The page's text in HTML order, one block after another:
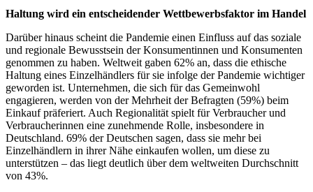
Haltung wird ein entscheidender Wettbewerbsfaktor im Handel
Darüber hinaus scheint die Pandemie einen Einfluss auf das soziale
und regionale Bewusstsein der Konsumentinnen und Konsumenten
genommen zu haben. Weltweit gaben 62% an, dass die ethische
Haltung eines Einzelhändlers für sie infolge der Pandemie wichtiger
geworden ist. Unternehmen, die sich für das Gemeinwohl
engagieren, werden von der Mehrheit der Befragten (59%) beim
Einkauf präferiert. Auch Regionalität spielt für Verbraucher und
Verbraucherinnen eine zunehmende Rolle, insbesondere in
Deutschland. 69% der Deutschen sagen, dass sie mehr bei
Einzelhändlern in ihrer Nähe einkaufen wollen, um diese zu
unterstützen – das liegt deutlich über dem weltweiten Durchschnitt
von 43%.